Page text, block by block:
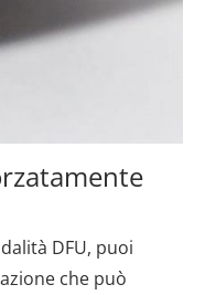
DFU, puoi
che può